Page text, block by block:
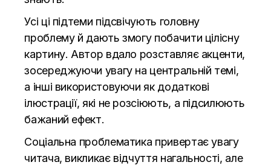
Усі ці підтеми підсвічують головну
проблему й дають змогу побачити цілісну
картину. Автор вдало розставляє акценти,
зосереджуючи увагу на центральній темі,
а інші використовуючи як додаткові
ілюстрації, які не розсіюють, а підсилюють
бажаний ефект.
Соціальна проблематика привертає увагу
читача, викликає відчуття нагальності, але